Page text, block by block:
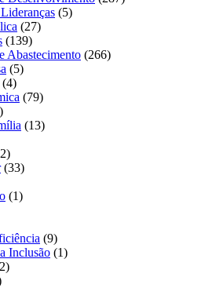
(5)
(27)
(139)
Abastecimento (266)
(5)
(4)
(79)
(13)
(33)
(1)
(9)
Inclusão (1)